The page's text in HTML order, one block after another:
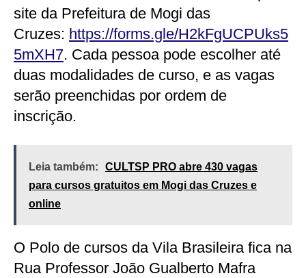
site da Prefeitura de Mogi das
Cruzes: https://forms.gle/H2kFgUCPUks5
5mXH7. Cada pessoa pode escolher até
duas modalidades de curso, e as vagas
serão preenchidas por ordem de
inscrição.
Leia também:
CULTSP PRO abre 430 vagas
para cursos gratuitos em Mogi das Cruzes e
online
O Polo de cursos da Vila Brasileira fica na
Rua Professor João Gualberto Mafra